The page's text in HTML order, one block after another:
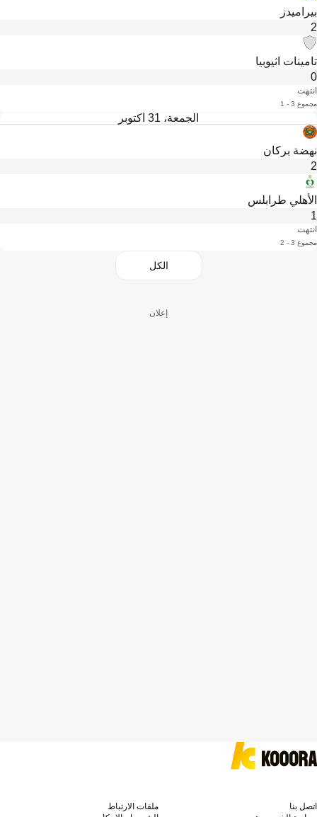
بيراميدز
2
تامينات اثيوبيا
0
انتهت
مجموع 3 - 1
الجمعة، 31 أكتوبر
نهضة بركان
2
الأهلي طرابلس
1
انتهت
مجموع 3 - 2
الكل
إعلان
اتصل بنا
ملفات الارتباط